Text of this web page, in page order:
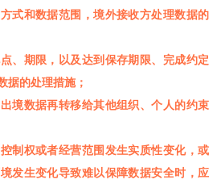
式和数据范围，境外接收方处理数据的
、期限，以及达到保存期限、完成约定
据的处理措施；
境数据再转移给其他组织、个人的约束
制权或者经营范围发生实质性变化，或
发生变化导致难以保障数据安全时，应